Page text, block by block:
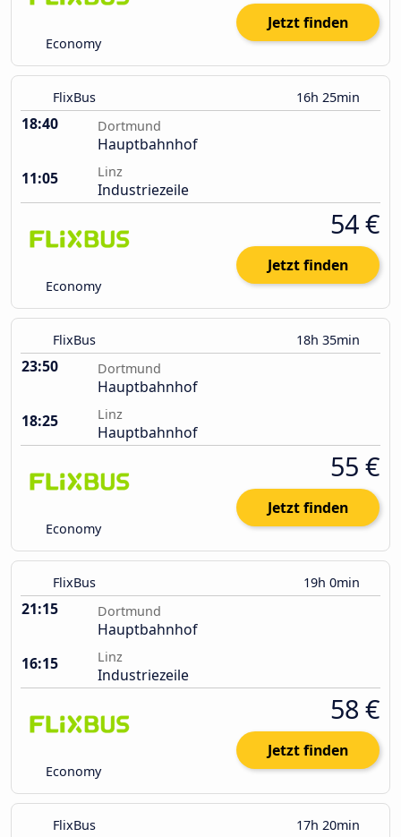
Economy
Jetzt finden
FlixBus 16h 25min
18:40 Dortmund
Hauptbahnhof
11:05
Linz
Industriezeile
Economy
54 €
Jetzt finden
FlixBus 18h 35min
23:50 Dortmund
Hauptbahnhof
18:25
Linz
Hauptbahnhof
Economy
55 €
Jetzt finden
FlixBus 19h 0min
21:15 Dortmund
Hauptbahnhof
16:15
Linz
Industriezeile
Economy
58 €
Jetzt finden
FlixBus 17h 20min